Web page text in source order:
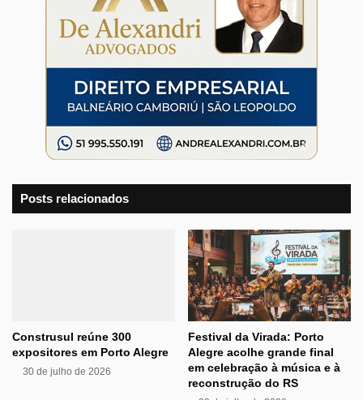
Posts relacionados
Construsul reúne 300
expositores em Porto Alegre
30 de julho de 2026
Festival da Virada: Porto
Alegre acolhe grande final
em celebração à música e à
reconstrução do RS